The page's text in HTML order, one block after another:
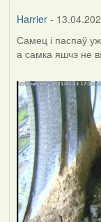
Harrier-
Самец і паспаў
а самка яшчэ не